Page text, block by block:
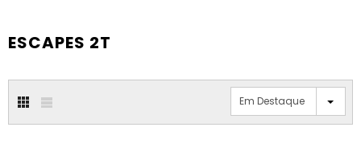
ESCAPES 2T
Em Destaque